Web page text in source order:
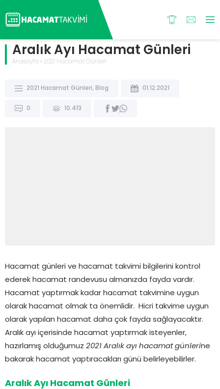
Aralık Ayı Hacamat Günleri
Anasayfa » 2021 Hacamat Günleri
2021 Hacamat Günleri, Blog 01.12.2021
0 10.413
Hacamat günleri ve hacamat takvimi bilgilerini kontrol
ederek hacamat randevusu almanızda fayda vardır.
Hacamat yaptırmak kadar hacamat takvimine uygun
olarak hacamat olmak ta önemlidir. Hicri takvime uygun
olarak yapılan hacamat daha çok fayda sağlayacaktır.
Aralık ayı içerisinde hacamat yaptırmak isteyenler,
hazırlamış olduğumuz 2021 Aralık ayı hacamat günlerine
bakarak hacamat yaptıracakları günü belirleyebilirler.
Aralık Ayı Hacamat Günleri